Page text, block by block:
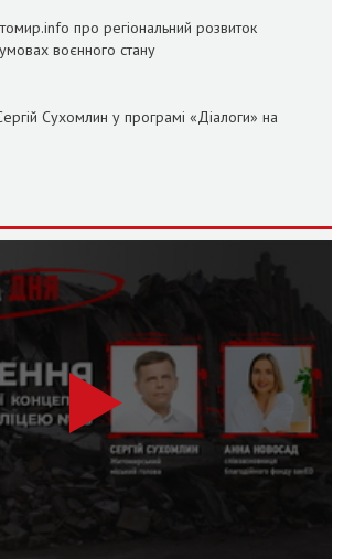
про регіональний розвиток
воєнного стану
Сухомлин у програмі «Діалоги» на